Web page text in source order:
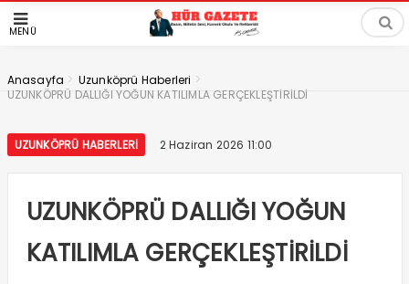
MENÜ
Anasayfa > Uzunköprü Haberleri >
UZUNKÖPRÜ DALLIĞI YOĞUN KATILIMLA GERÇEKLEŞTİRİLDİ
UZUNKÖPRÜ HABERLERI 2 Haziran 2026 11:00
UZUNKÖPRÜ DALLIĞI YOĞUN
KATILIMLA GERÇEKLEŞTİRİLDİ